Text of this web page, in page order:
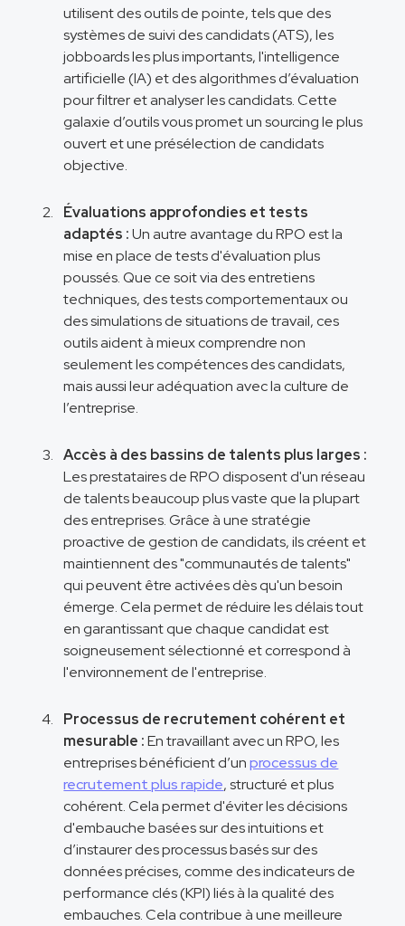
utilisent des outils de pointe, tels que des
systèmes de suivi des candidats (ATS), les
jobboards les plus importants, l'intelligence
artificielle (IA) et des algorithmes d’évaluation
pour filtrer et analyser les candidats. Cette
galaxie d’outils vous promet un sourcing le plus
ouvert et une présélection de candidats
objective.
Évaluations approfondies et tests
adaptés :Un autre avantage du RPO est la
mise en place de tests d'évaluation plus
poussés. Que ce soit via des entretiens
techniques, des tests comportementaux ou
des simulations de situations de travail, ces
outils aident à mieux comprendre non
seulement les compétences des candidats,
mais aussi leur adéquation avec la culture de
l’entreprise.
Accès à des bassins de talents plus larges :
Les prestataires de RPO disposent d'un réseau
de talents beaucoup plus vaste que la plupart
des entreprises. Grâce à une stratégie
proactive de gestion de candidats, ils créent et
maintiennent des "communautés de talents"
qui peuvent être activées dès qu'un besoin
émerge. Cela permet de réduire les délais tout
en garantissant que chaque candidat est
soigneusement sélectionné et correspond à
l'environnement de l'entreprise​.
Processus de recrutement cohérent et
mesurable :En travaillant avec un RPO, les
entreprises bénéficient d’unprocessus de
recrutement plus rapide, structuré et plus
cohérent. Cela permet d'éviter les décisions
d'embauche basées sur des intuitions et
d’instaurer des processus basés sur des
données précises, comme des indicateurs de
performance clés (KPI) liés à la qualité des
embauches. Cela contribue à une meilleure